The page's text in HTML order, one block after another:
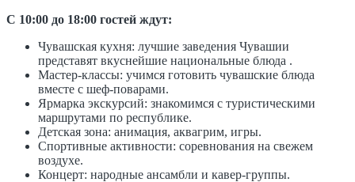
С 10:00 до 18:00 гостей ждут:
Чувашская кухня: лучшие заведения Чувашии
представят вкуснейшие национальные блюда .
Мастер-классы: учимся готовить чувашские блюда
вместе с шеф-поварами.
Ярмарка экскурсий: знакомимся с туристическими
маршрутами по республике.
Детская зона: анимация, аквагрим, игры.
Спортивные активности: соревнования на свежем
воздухе.
Концерт: народные ансамбли и кавер-группы.